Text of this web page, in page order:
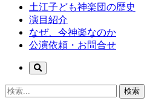
土江子ども神楽団の歴史
演目紹介
なぜ、今神楽なのか
公演依頼・お問合せ
検索